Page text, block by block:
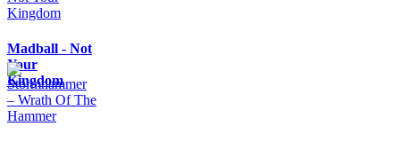
Madball - Not
Your
Kingdom